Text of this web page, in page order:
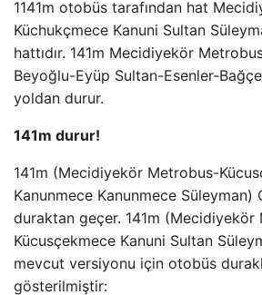
1141m otobüs tarafından hat
Küchukçmece Kanuni Sultan
hattıdır. 141m Mecidiyekör
Beyoğlu-Eyüp Sultan-Esenler-
yoldan durur.
141m durur!
141m (Mecidiyekör Metrobus-
Kanunmece Kanunmece
duraktan geçer. 141m
Kücusçekmece Kanuni Sultan
mevcut versiyonu için otobüs
gösterilmiştir: